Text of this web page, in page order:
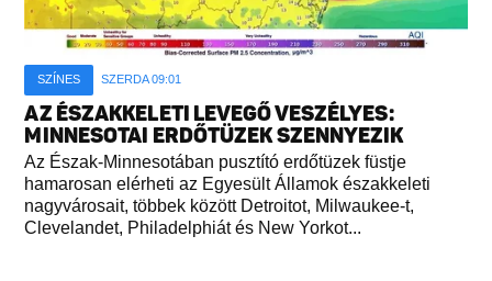
SZÍNES SZERDA 09:01
AZ ÉSZAKKELETI LEVEGŐ VESZÉLYES:
MINNESOTAI ERDŐTÜZEK SZENNYEZIK
Az Észak-Minnesotában pusztító erdőtüzek füstje
hamarosan elérheti az Egyesült Államok északkeleti
nagyvárosait, többek között Detroitot, Milwaukee-t,
Clevelandet, Philadelphiát és New Yorkot...